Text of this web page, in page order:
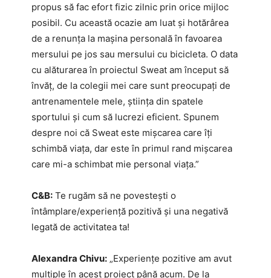
propus să fac efort fizic zilnic prin orice mijloc
posibil. Cu această ocazie am luat și hotărârea
de a renunța la mașina personală în favoarea
mersului pe jos sau mersului cu bicicleta. O data
cu alăturarea în proiectul Sweat am început să
învăț, de la colegii mei care sunt preocupați de
antrenamentele mele, știința din spatele
sportului și cum să lucrezi eficient. Spunem
despre noi că Sweat este mișcarea care îți
schimbă viața, dar este în primul rand mișcarea
care mi-a schimbat mie personal viața.”
C&B: Te rugăm să ne povestești o
întâmplare/experiență pozitivă și una negativă
legată de activitatea ta!
Alexandra Chivu: „Experiențe pozitive am avut
multiple în acest proiect până acum. De la